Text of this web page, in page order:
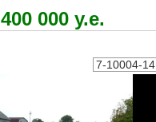
400 000 у.е.
7-10004-14